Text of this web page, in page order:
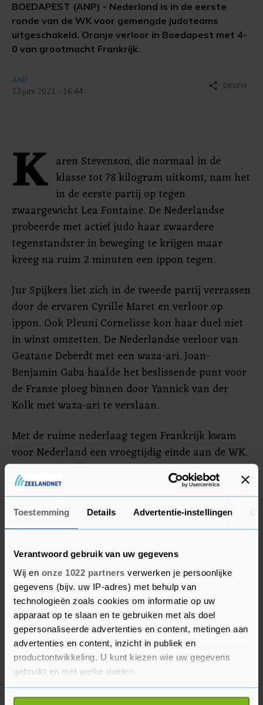
Toestemming Details Advertentie-instellingen
Verantwoord gebruik van uw gegevens
Wij en onze 1022 partners verwerken je persoonlijke
gegevens (bijv. uw IP-adres) met behulp van
technologieën zoals cookies om informatie op uw
apparaat op te slaan en te gebruiken met als doel
gepersonaliseerde advertenties en content, metingen aan
advertenties en content, inzicht in publiek en
productontwikkeling. U kunt kiezen wie uw gegevens
gebruikt en met welke doelen.
Als u het toestaat, willen we ook graag:
BOEDAPEST (ANP) - Nederland is in de eerste
ronde van de WK voor gemengde judoteams
uitgeschakeld. Oranje verloor in Boedapest met 4-
0 van grootmacht Frankrijk.
ANP
13 juni 2021 - 16:44
share DELEN
K aren Stevenson, die normaal in de
klasse tot 78 kilogram uitkomt, nam het
in de eerste partij op tegen
zwaargewicht Lea Fontaine. De Nederlandse
probeerde met actief judo haar zwaardere
tegenstandster in beweging te krijgen maar
kreeg na ruim 2 minuten een ippon tegen.
Jur Spijkers liet zich in de tweede partij verrassen
door de ervaren Cyrille Maret en verloor op
ippon. Ook Pleuni Cornelisse kon haar duel niet
in winst omzetten. De Nederlandse verloor van
Geatane Deberdt met een waza-ari. Joan-
Benjamin Gaba haalde het beslissende punt voor
de Franse ploeg binnen door Yannick van der
Kolk met waza-ari te verslaan.
Met de ruime nederlaag tegen Frankrijk kwam
voor Nederland een vroegtijdig einde aan de WK.
Oranje behaalde in Boedapest vijf keer brons. De
WK-medailles waren voor Roy Meyer, Frank de
Wit, Sanne Vermeer, Sanne van Dijke en Guusje
Steenhuis.